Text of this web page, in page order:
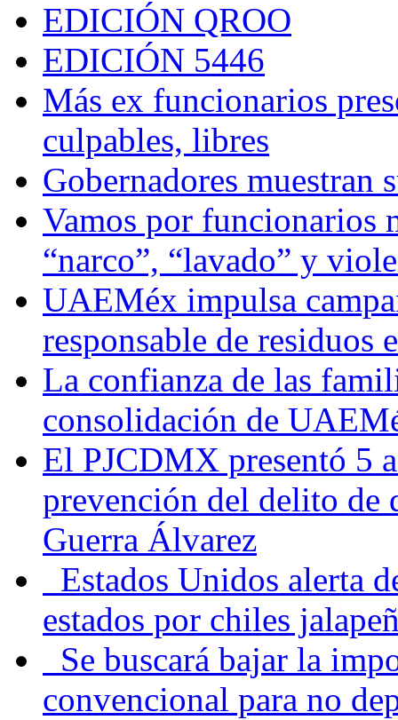
EDICIÓN QROO
EDICIÓN 5446
Más ex funcionarios
culpables, libres
Gobernadores muestran
Vamos por funcionarios
“narco”, “lavado” y
UAEMéx impulsa
responsable de residuos
La confianza de las
consolidación de
El PJCDMX presentó 5
prevención del delito de
Guerra Álvarez
Estados Unidos alerta
estados por chiles
Se buscará bajar la
convencional para no